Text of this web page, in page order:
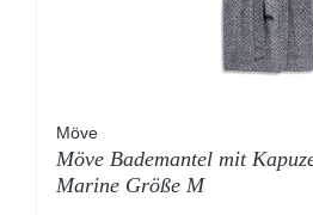
Möve
Möve Bademantel mit
Marine Größe M